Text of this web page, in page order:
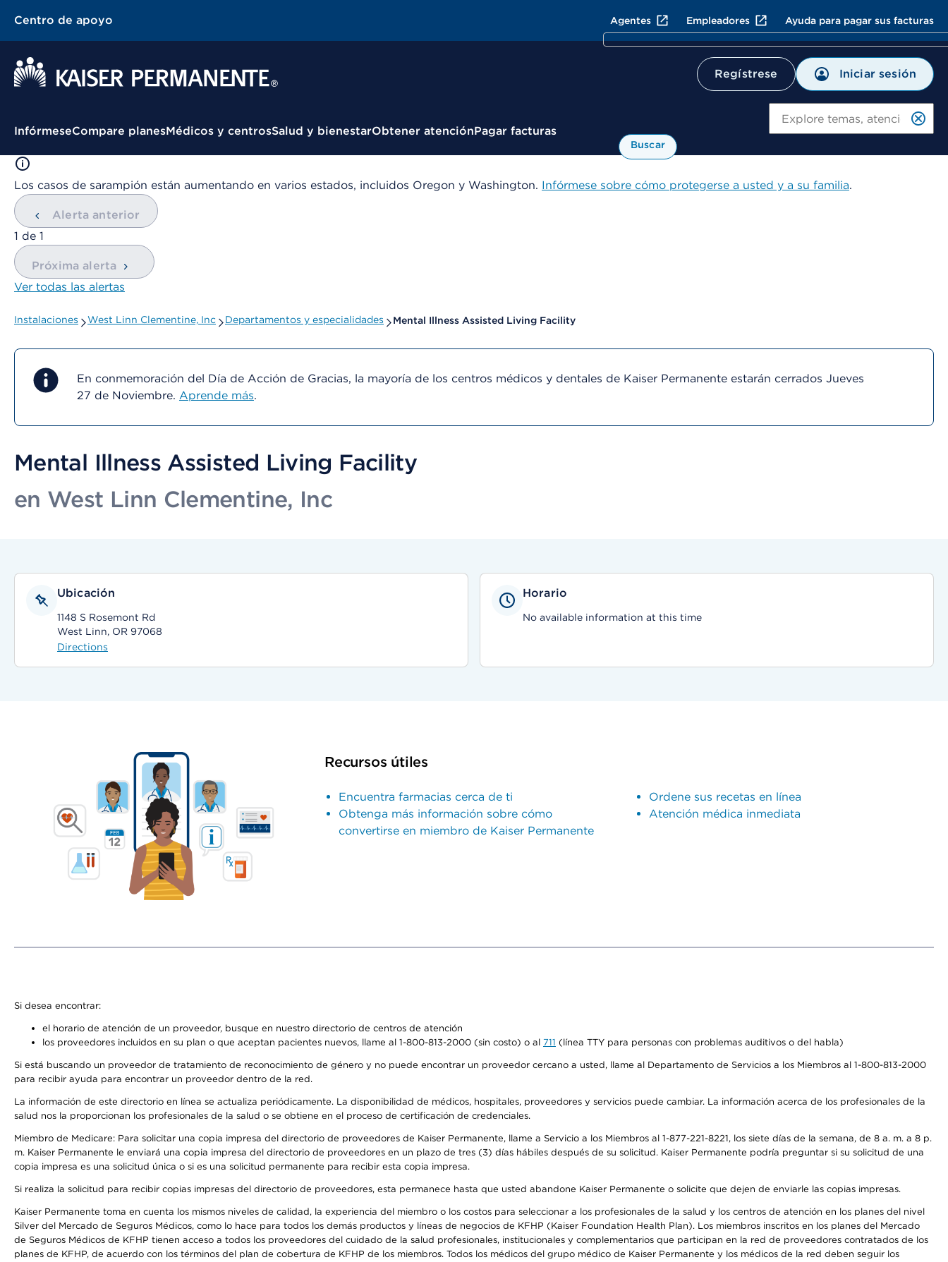
Centro de apoyo Agentes Empleadores Ayuda para pagar sus facturas
Regístrese Iniciar sesión
Menú contextual
InfórmeseCompare planesMédicos y centrosSalud y bienestarObtener atenciónPagar facturas
Buscar
Los casos de sarampión están aumentando en varios estados, incluidos Oregon y Washington. Infórmese sobre cómo protegerse a usted y a su familia.
Alerta anterior
mostrando
1 de 1
Próxima alerta
Ver todas las alertas
Instalaciones West Linn Clementine, Inc Departamentos y especialidades Mental Illness Assisted Living Facility
En conmemoración del Día de Acción de Gracias, la mayoría de los centros médicos y dentales de Kaiser Permanente estarán cerrados Jueves
27 de Noviembre. Aprende más.
Mental Illness Assisted Living Facility
en West Linn Clementine, Inc
Ubicación
1148 S Rosemont Rd
West Linn, OR 97068
Directions
Horario
No available information at this time
Recursos útiles
Encuentra farmacias cerca de ti
Obtenga más información sobre cómo
convertirse en miembro de Kaiser Permanente
Ordene sus recetas en línea
Atención médica inmediata
Si desea encontrar:
el horario de atención de un proveedor, busque en nuestro directorio de centros de atención
los proveedores incluidos en su plan o que aceptan pacientes nuevos, llame al 1-800-813-2000 (sin costo) o al 711 (línea TTY para personas con problemas auditivos o del habla)
Si está buscando un proveedor de tratamiento de reconocimiento de género y no puede encontrar un proveedor cercano a usted, llame al Departamento de Servicios a los Miembros al 1-800-813-2000
para recibir ayuda para encontrar un proveedor dentro de la red.
La información de este directorio en línea se actualiza periódicamente. La disponibilidad de médicos, hospitales, proveedores y servicios puede cambiar. La información acerca de los profesionales de la
salud nos la proporcionan los profesionales de la salud o se obtiene en el proceso de certificación de credenciales.
Miembro de Medicare: Para solicitar una copia impresa del directorio de proveedores de Kaiser Permanente, llame a Servicio a los Miembros al 1-877-221-8221, los siete días de la semana, de 8 a. m. a 8 p.
m. Kaiser Permanente le enviará una copia impresa del directorio de proveedores en un plazo de tres (3) días hábiles después de su solicitud. Kaiser Permanente podría preguntar si su solicitud de una
copia impresa es una solicitud única o si es una solicitud permanente para recibir esta copia impresa.
Si realiza la solicitud para recibir copias impresas del directorio de proveedores, esta permanece hasta que usted abandone Kaiser Permanente o solicite que dejen de enviarle las copias impresas.
Kaiser Permanente toma en cuenta los mismos niveles de calidad, la experiencia del miembro o los costos para seleccionar a los profesionales de la salud y los centros de atención en los planes del nivel
Silver del Mercado de Seguros Médicos, como lo hace para todos los demás productos y líneas de negocios de KFHP (Kaiser Foundation Health Plan). Los miembros inscritos en los planes del Mercado
de Seguros Médicos de KFHP tienen acceso a todos los proveedores del cuidado de la salud profesionales, institucionales y complementarios que participan en la red de proveedores contratados de los
planes de KFHP, de acuerdo con los términos del plan de cobertura de KFHP de los miembros. Todos los médicos del grupo médico de Kaiser Permanente y los médicos de la red deben seguir los